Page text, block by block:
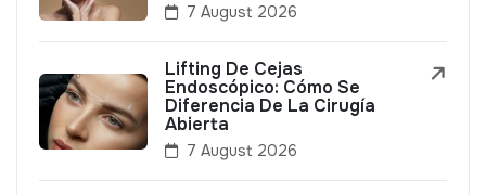
7 August 2026
Lifting De Cejas
Endoscópico: Cómo Se
Diferencia De La Cirugía
Abierta
7 August 2026